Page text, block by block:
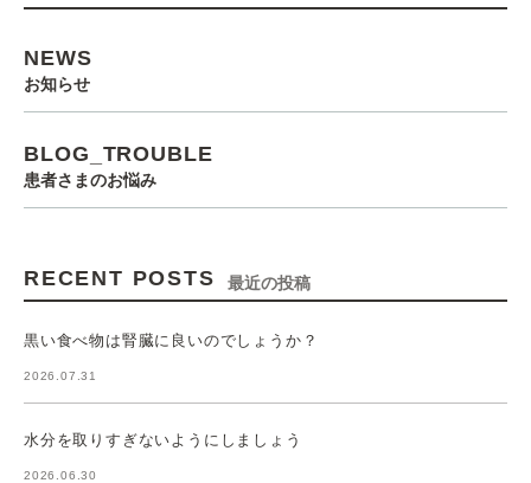
NEWS
お知らせ
BLOG_TROUBLE
患者さまのお悩み
RECENT POSTS 最近の投稿
黒い食べ物は腎臓に良いのでしょうか？
2026.07.31
水分を取りすぎないようにしましょう
2026.06.30